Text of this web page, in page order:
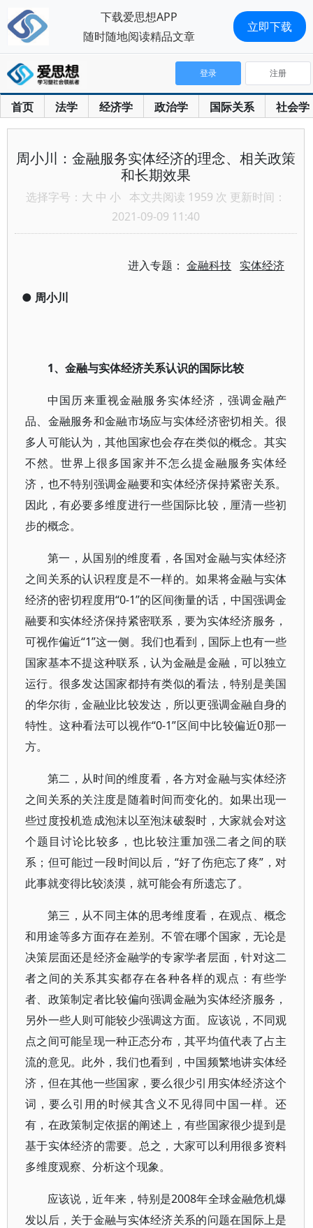
首页 法学 经济学 政治学 国际关系 社会学
登录 注册
周小川：金融服务实体经济的理念、相关政策
和长期效果
选择字号： 大 中 小 本文共阅读 1959 次 更新时间：
2021-09-09 11:40
进入专题：金融科技 实体经济
● 周小川
1、金融与实体经济关系认识的国际比较
中国历来重视金融服务实体经济，强调金融产
品、金融服务和金融市场应与实体经济密切相关。很
多人可能认为，其他国家也会存在类似的概念。其实
不然。世界上很多国家并不怎么提金融服务实体经
济，也不特别强调金融要和实体经济保持紧密关系。
因此，有必要多维度进行一些国际比较，厘清一些初
步的概念。
第一，从国别的维度看，各国对金融与实体经济
之间关系的认识程度是不一样的。如果将金融与实体
经济的密切程度用“0-1”的区间衡量的话，中国强调金
融要和实体经济保持紧密联系，要为实体经济服务，
可视作偏近“1”这一侧。我们也看到，国际上也有一些
国家基本不提这种联系，认为金融是金融，可以独立
运行。很多发达国家都持有类似的看法，特别是美国
的华尔街，金融业比较发达，所以更强调金融自身的
特性。这种看法可以视作“0-1”区间中比较偏近0那一
方。
第二，从时间的维度看，各方对金融与实体经济
之间关系的关注度是随着时间而变化的。如果出现一
些过度投机造成泡沫以至泡沫破裂时，大家就会对这
个题目讨论比较多，也比较注重加强二者之间的联
系；但可能过一段时间以后，“好了伤疤忘了疼”，对
此事就变得比较淡漠，就可能会有所遗忘了。
第三，从不同主体的思考维度看，在观点、概念
和用途等多方面存在差别。不管在哪个国家，无论是
决策层面还是经济金融学的专家学者层面，针对这二
者之间的关系其实都存在各种各样的观点：有些学
者、政策制定者比较偏向强调金融为实体经济服务，
另外一些人则可能较少强调这方面。应该说，不同观
点之间可能呈现一种正态分布，其平均值代表了占主
流的意见。此外，我们也看到，中国频繁地讲实体经
济，但在其他一些国家，要么很少引用实体经济这个
词，要么引用的时候其含义不见得同中国一样。还
有，在政策制定依据的阐述上，有些国家很少提到是
基于实体经济的需要。总之，大家可以利用很多资料
多维度观察、分析这个现象。
应该说，近年来，特别是2008年全球金融危机爆
发以后，关于金融与实体经济关系的问题在国际上是
下载爱思想APP
随时随地阅读精品文章
立即下载